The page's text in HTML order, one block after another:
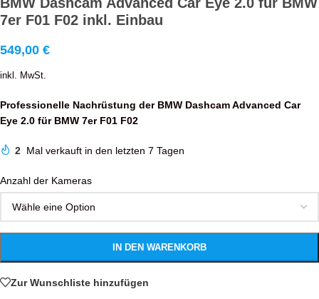
7er F01 F02 inkl. Einbau
549,00 €
inkl. MwSt.
Professionelle Nachrüstung der BMW Dashcam Advanced Car
Eye 2.0 für BMW 7er F01 F02
2 Mal verkauft in den letzten 7 Tagen
Anzahl der Kameras
IN DEN WARENKORB
Zur Wunschliste hinzufügen